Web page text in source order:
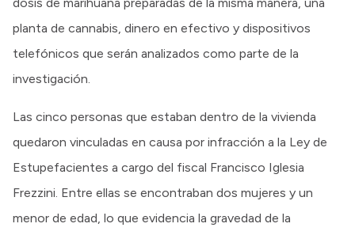
dosis de marihuana preparadas de la misma manera, una
planta de cannabis, dinero en efectivo y dispositivos
telefónicos que serán analizados como parte de la
investigación.
Las cinco personas que estaban dentro de la vivienda
quedaron vinculadas en causa por infracción a la Ley de
Estupefacientes a cargo del fiscal Francisco Iglesia
Frezzini. Entre ellas se encontraban dos mujeres y un
menor de edad, lo que evidencia la gravedad de la